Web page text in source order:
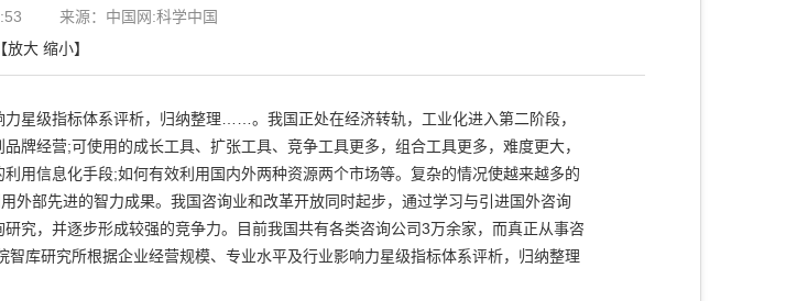
来源：中国网:科学中国
【放大 缩小】
级指标体系评析，归纳整理……。我国正处在经济转轨，工业化进入第二阶段，
牌经营;可使用的成长工具、扩张工具、竞争工具更多，组合工具更多，难度更大，
用信息化手段;如何有效利用国内外两种资源两个市场等。复杂的情况使越来越多的
外部先进的智力成果。我国咨询业和改革开放同时起步，通过学习与引进国外咨询
究，并逐步形成较强的竞争力。目前我国共有各类咨询公司3万余家，而真正从事咨
库研究所根据企业经营规模、专业水平及行业影响力星级指标体系评析，归纳整理